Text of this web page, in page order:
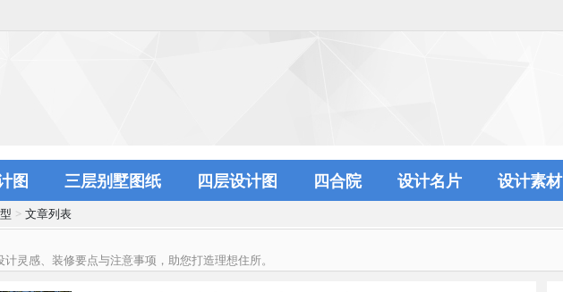
图 三层别墅图纸 四层设计图 四合院 设计名片 设计素材
文章列表
灵感、装修要点与注意事项，助您打造理想住所。